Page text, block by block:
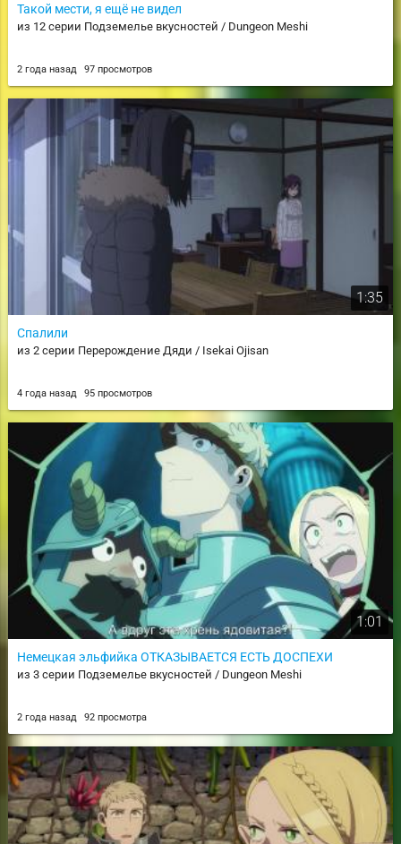
Такой мести, я ещё не видел
из 12 серии Подземелье вкусностей / Dungeon Meshi
2 года назад 97 просмотров
1:35
Спалили
из 2 серии Перерождение Дяди / Isekai Ojisan
4 года назад 95 просмотров
1:01
Немецкая эльфийка ОТКАЗЫВАЕТСЯ ЕСТЬ ДОСПЕХИ
из 3 серии Подземелье вкусностей / Dungeon Meshi
2 года назад 92 просмотра